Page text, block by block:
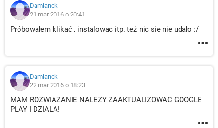
Damianek
21 mar 2016 o 20:41
Próbowałem klikać , instalowac itp. też nic sie nie udało :/
Damianek
22 mar 2016 o 18:23
MAM ROZWIAZANIE NALEZY ZAAKTUALIZOWAC GOOGLE
PLAY I DZIALA!